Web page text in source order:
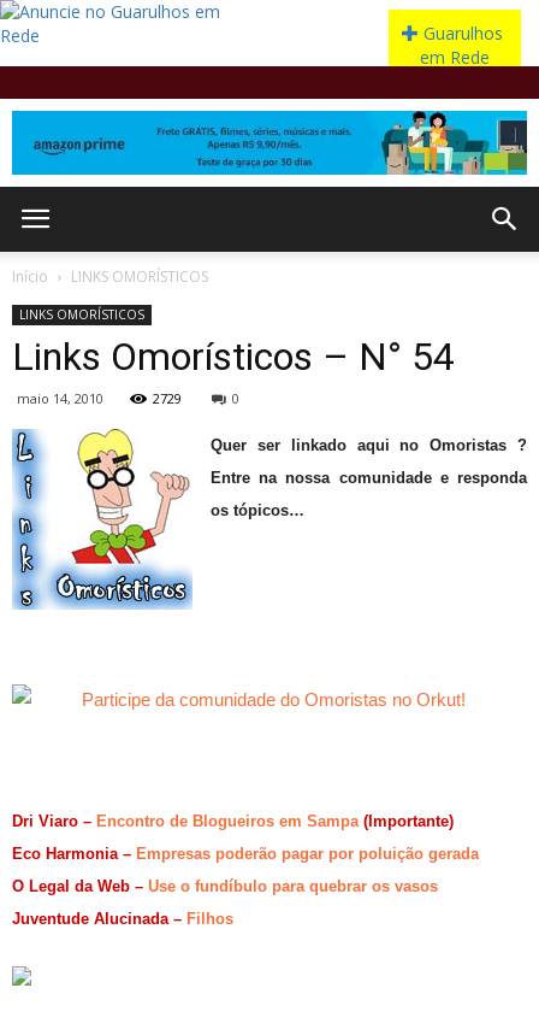
Início LINKS OMORÍSTICOS
LINKS OMORÍSTICOS
Links Omorísticos – N° 54
maio 14, 2010 2729 0
Quer ser linkado aqui no Omoristas ?
Entre na nossa comunidade e responda
os tópicos…
Dri Viaro – Encontro de Blogueiros em Sampa(Importante)
Eco Harmonia – Empresas poderão pagar por poluição gerada
O Legal da Web – Use o fundíbulo para quebrar os vasos
Juventude Alucinada – Filhos